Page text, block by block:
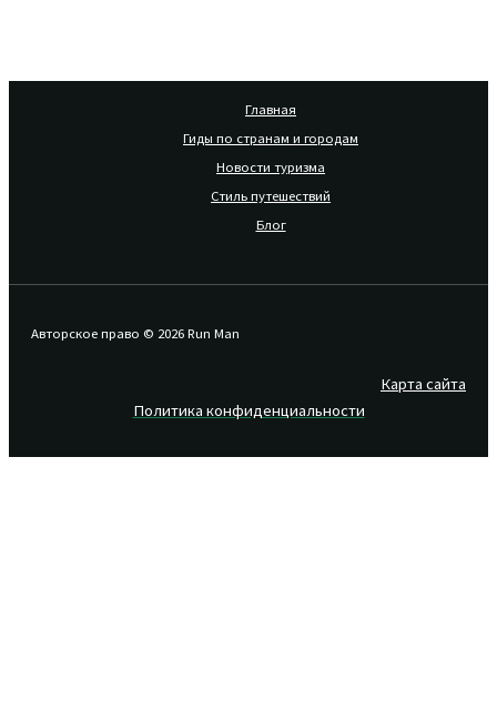
Главная
Гиды по странам и городам
Новости туризма
Стиль путешествий
Блог
Авторское право © 2026 Run Man
Карта сайта
Политика конфиденциальности